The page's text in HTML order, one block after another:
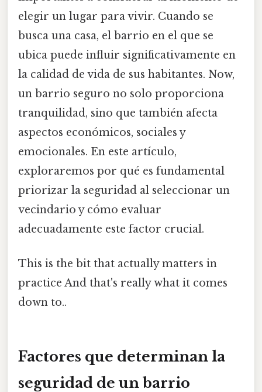
elegir un lugar para vivir. Cuando se
busca una casa, el barrio en el que se
ubica puede influir significativamente en
la calidad de vida de sus habitantes. Now,
un barrio seguro no solo proporciona
tranquilidad, sino que también afecta
aspectos económicos, sociales y
emocionales. En este artículo,
exploraremos por qué es fundamental
priorizar la seguridad al seleccionar un
vecindario y cómo evaluar
adecuadamente este factor crucial.
This is the bit that actually matters in
practice And that's really what it comes
down to..
Factores que determinan la
seguridad de un barrio